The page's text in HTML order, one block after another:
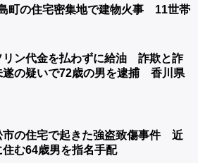
町の住宅密集地で建物火事 11世帯
リン代金を払わずに給油 詐欺と詐
遂の疑いで72歳の男を逮捕 香川県
市の住宅で起きた強盗致傷事件 近
住む64歳男を指名手配